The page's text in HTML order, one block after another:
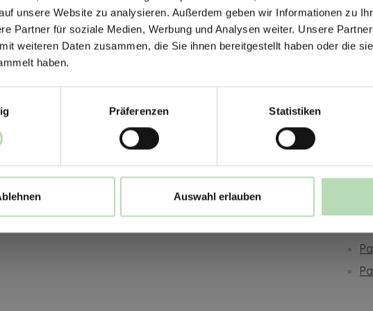
unsere Website zu analysieren. Außerdem geben wir Informationen zu
Partner für soziale Medien, Werbung und Analysen weiter. Unsere
weiteren Daten zusammen, die Sie ihnen bereitgestellt haben oder die
haben.
Präferenzen Statistiken
Auswahl erlauben
| Expressversand möglich Hochwertige Qualität | Millimetergenau
Rechtliches
Impressum
Widerruf
AGB
Communities
Jetzt zum Newsletter
Mit der Anmeldung erklärst du dich damit
E-Mails von uns zu erhalten.